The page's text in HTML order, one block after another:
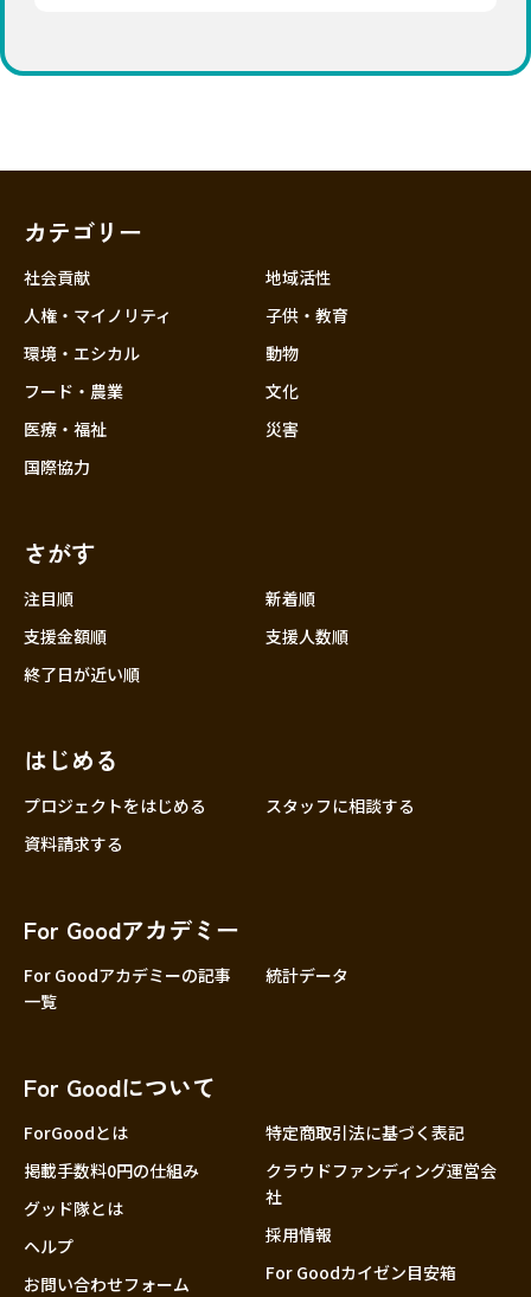
石川
近畿
中国
大分
カテゴリー
社会貢献
人権・マイノリティ
環境・エシカル
フード・農業
医療・福祉
国際協力
地域活性
子供・教育
動物
文化
災害
さがす
注目順
新着順
支援金額順
支援人数順
終了日が近い順
はじめる
プロジェクトをはじめる
スタッフに相談する
資料請求する
For Goodアカデミー
For Goodアカデミーの記事
一覧
統計データ
For Goodについて
ForGoodとは
掲載手数料0円の仕組み
グッド隊とは
ヘルプ
お問い合わせフォーム
特定商取引法に基づく表記
クラウドファンディング運営会
社
採用情報
For Goodカイゼン目安箱